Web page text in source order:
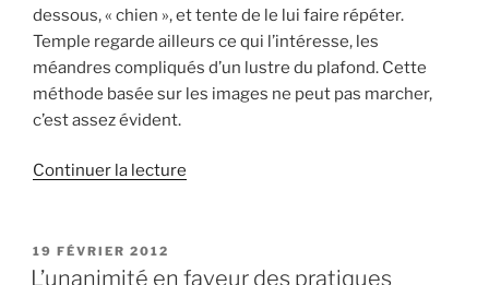
dessous, « chien », et tente de le lui faire répéter.
Temple regarde ailleurs ce qui l’intéresse, les
méandres compliqués d’un lustre du plafond. Cette
méthode basée sur les images ne peut pas marcher,
c’est assez évident.
Continuer la lecture
PUBLIÉ
LE
19 FÉVRIER 2012
L’unanimité en faveur des pratiques